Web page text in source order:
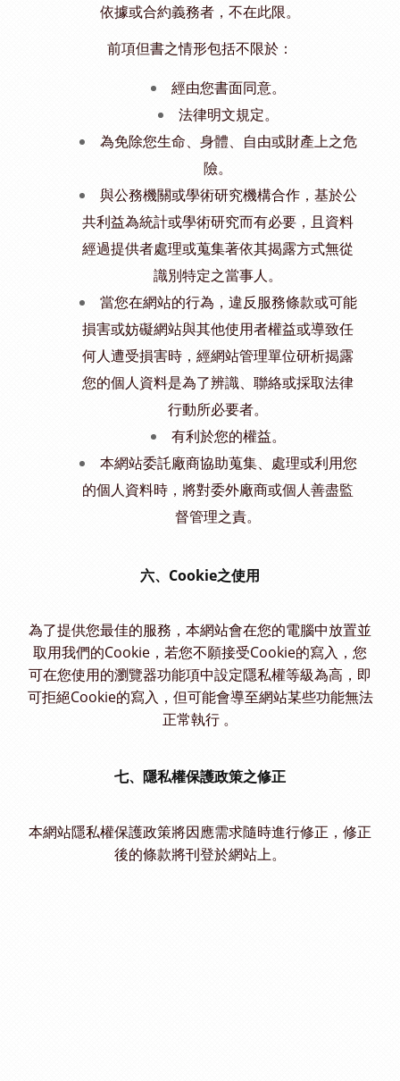
依據或合約義務者，不在此限。
前項但書之情形包括不限於：
經由您書面同意。
法律明文規定。
為免除您生命、身體、自由或財產上之危
險。
與公務機關或學術研究機構合作，基於公
共利益為統計或學術研究而有必要，且資料
經過提供者處理或蒐集著依其揭露方式無從
識別特定之當事人。
當您在網站的行為，違反服務條款或可能
損害或妨礙網站與其他使用者權益或導致任
何人遭受損害時，經網站管理單位研析揭露
您的個人資料是為了辨識、聯絡或採取法律
行動所必要者。
有利於您的權益。
本網站委託廠商協助蒐集、處理或利用您
的個人資料時，將對委外廠商或個人善盡監
督管理之責。
六、Cookie之使用
為了提供您最佳的服務，本網站會在您的電腦中放置並
取用我們的Cookie，若您不願接受Cookie的寫入，您
可在您使用的瀏覽器功能項中設定隱私權等級為高，即
可拒絕Cookie的寫入，但可能會導至網站某些功能無法
正常執行 。
七、隱私權保護政策之修正
本網站隱私權保護政策將因應需求隨時進行修正，修正
後的條款將刊登於網站上。